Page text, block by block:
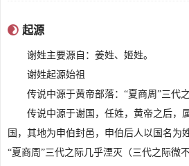
起源
谢姓主要源自：姜姓、姬姓。
谢姓起源始祖
传说中源于黄帝部落：“夏商周”三代
传说中源于谢国，任姓，黄帝之后，
国，其地为申伯封邑，申伯后人以国名为
“夏商周”三代之际几乎湮灭（三代之际微不